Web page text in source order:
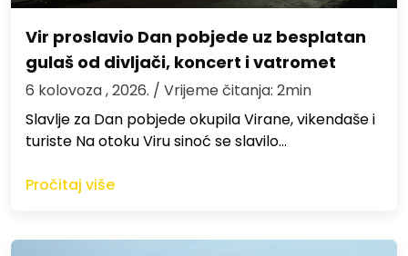
Vir proslavio Dan pobjede uz besplatan
gulaš od divljači, koncert i vatromet
6 kolovoza , 2026. / Vrijeme čitanja: 2min
Slavlje za Dan pobjede okupila Virane, vikendaše i
turiste Na otoku Viru sinoć se slavilo…
Pročitaj više